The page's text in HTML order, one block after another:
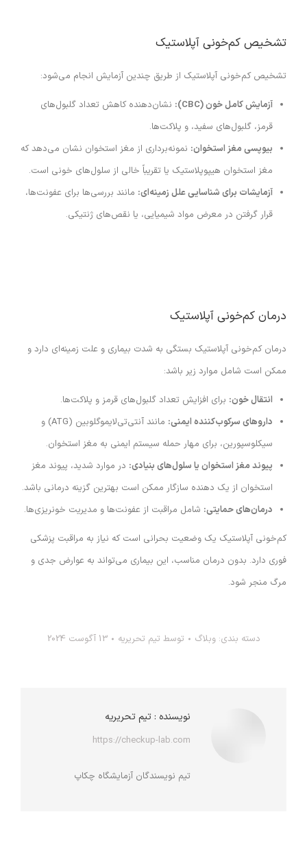
تشخیص کم‌خونی آپلاستیک
تشخیص کم‌خونی آپلاستیک از طریق چندین آزمایش انجام می‌شود:
آزمایش کامل خون (CBC):
نشان‌دهنده کاهش تعداد گلبول‌های
قرمز، گلبول‌های سفید، و پلاکت‌ها.
بیوپسی مغز استخوان: نمونه‌برداری از مغز استخوان نشان می‌دهد که
مغز استخوان هیپوپلاستیک یا تقریباً خالی از سلول‌های خونی است.
آزمایشات برای شناسایی علل زمینه‌ای: مانند بررسی‌ها برای عفونت‌ها،
قرار گرفتن در معرض مواد شیمیایی، یا نقص‌های ژنتیکی.
درمان کم‌خونی آپلاستیک
درمان کم‌خونی آپلاستیک بستگی به شدت بیماری و علت زمینه‌ای دارد و
ممکن است شامل موارد زیر باشد:
انتقال خون: برای افزایش تعداد گلبول‌های قرمز و پلاکت‌ها.
داروهای سرکوب‌کننده ایمنی:
مانند آنتی‌تی‌لایموگلوبین (ATG) و
سیکلوسپورین، برای مهار حمله سیستم ایمنی به مغز استخوان.
پیوند مغز استخوان یا سلول‌های بنیادی: در موارد شدید، پیوند مغز
استخوان از یک دهنده سازگار ممکن است بهترین گزینه درمانی باشد.
درمان‌های حمایتی: شامل مراقبت از عفونت‌ها و مدیریت خونریزی‌ها.
کم‌خونی آپلاستیک یک وضعیت بحرانی است که نیاز به مراقبت پزشکی
فوری دارد. بدون درمان مناسب، این بیماری می‌تواند به عوارض جدی و
مرگ منجر شود.
دسته بندی:وبلاگ توسط تیم تحریریه 13 آگوست 2024
نویسنده : تیم تحریریه
https://checkup-lab.com
تیم نویسندگان آزمایشگاه چکاپ